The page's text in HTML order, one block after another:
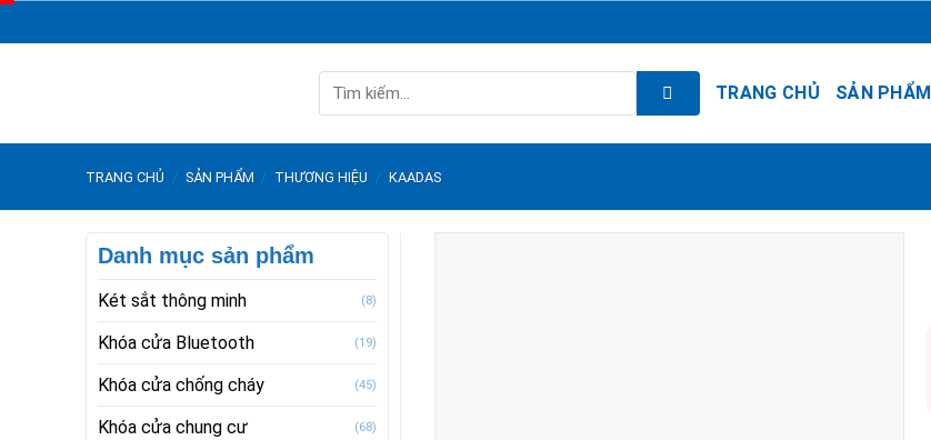
to
kiếm:
TRANG CHỦ SẢN PHẨM
TRANG CHỦ / SẢN PHẨM / THƯƠNG HIỆU / KAADAS
Danh mục sản phẩm
Két sắt thông minh (8)
Khóa cửa Bluetooth (19)
Khóa cửa chống cháy (45)
Khóa cửa chung cư (68)